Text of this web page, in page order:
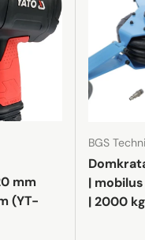
mm
(YT-
BGS
|
| 2000